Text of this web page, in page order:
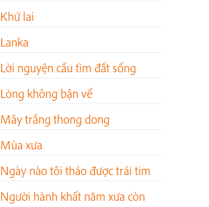
Khứ lai
Lanka
Lời nguyện cầu tìm đất sống
Lòng không bận về
Mây trắng thong dong
Mùa xưa
Ngày nào tôi tháo được trái tim
Người hành khất năm xưa còn